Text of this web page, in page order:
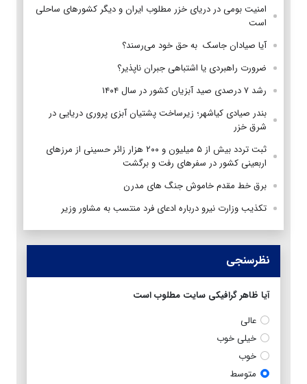
امنیت بومی در دریای خزر مطلوب ایران و دیگر کشورهای ساحلی
است
آیا صیادان جاسک به حق خود می‌رسند؟
ضرورت راهبردی یا اشتباهی جبران ناپذیر؟
رشد ۷ درصدی صید آبزیان کشور در سال ۱۴۰۴
بندر صیادی کیاشهر؛ زیرساخت پشتیان آبزی پروری دریایی در
شرق خزر
ثبت تردد بیش از ۵ میلیون و ۲۰۰ هزار زائر حسینی از مرزهای
اربعینی کشور در سفرهای رفت و برگشت
برق خط مقدم خاموش جنگ های مدرن
تکذیب وزارت نیرو درباره ادعای فرد منتسب به مشاور وزیر
نظرسنجی
آیا ظاهر گرافیکی سایت مطلوب است
عالی
خیلی خوب
خوب
متوسط